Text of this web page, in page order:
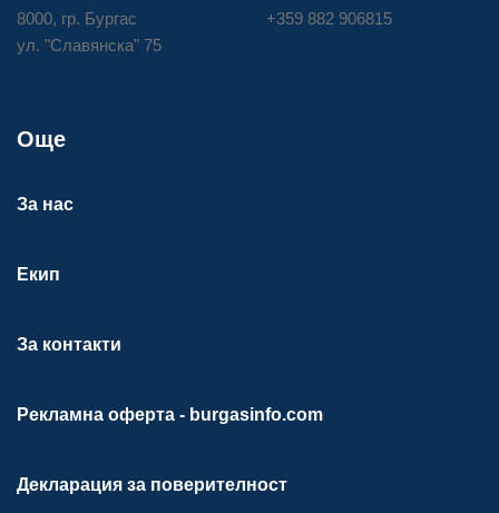
8000, гр. Бургас
ул. "Славянска" 75
+359 882 906815
Още
За нас
Екип
За контакти
Рекламна оферта - burgasinfo.com
Декларация за поверителност